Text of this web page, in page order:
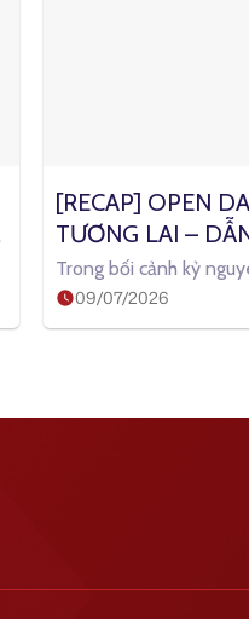
[RECAP] OPEN
TƯƠNG LAI –
09/07/2026
Trong bối cảnh kỷ
một ngành học không